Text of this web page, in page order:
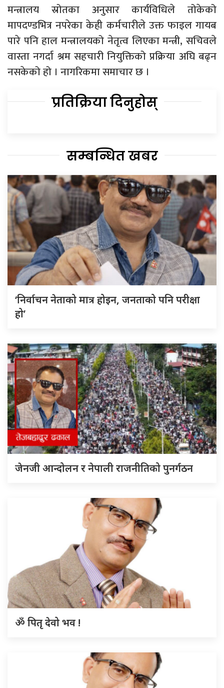
मन्त्रालय स्रोतका अनुसार कार्यविधिले तोकेको
मापदण्डभित्र नपरेका केही कर्मचारीले उक्त फाइल गायब
पारे पनि हाल मन्त्रालयको नेतृत्व लिएका मन्त्री, सचिवले
वास्ता नगर्दा श्रम सहचारी नियुक्तिको प्रक्रिया अघि बढ्न
नसकेको हो । नागरिकमा समाचार छ ।
प्रतिक्रिया दिनुहोस्
सम्बन्धित खबर
‘निर्वाचन नेताको मात्र होइन, जनताको पनि परीक्षा
हो’
जेनजी आन्दोलन र नेपाली राजनीतिको पुनर्गठन
ॐ पितृ देवो भव !